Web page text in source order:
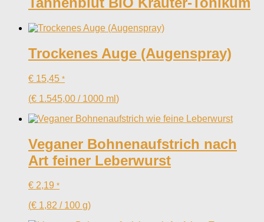
Trockenes Auge (Augenspray)
€ 15,45 *
(€ 1.545,00 / 1000 ml )
Veganer Bohnenaufstrich nach
Art feiner Leberwurst
€ 2,19 *
(€ 1,82 / 100 g)